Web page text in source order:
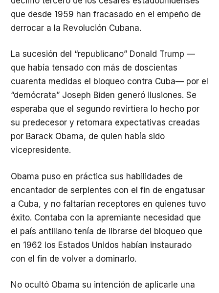
que desde 1959 han fracasado en el empeño de
derrocar a la Revolución Cubana.
La sucesión del “republicano” Donald Trump —
que había tensado con más de doscientas
cuarenta medidas el bloqueo contra Cuba— por el
“demócrata” Joseph Biden generó ilusiones. Se
esperaba que el segundo revirtiera lo hecho por
su predecesor y retomara expectativas creadas
por Barack Obama, de quien había sido
vicepresidente.
Obama puso en práctica sus habilidades de
encantador de serpientes con el fin de engatusar
a Cuba, y no faltarían receptores en quienes tuvo
éxito. Contaba con la apremiante necesidad que
el país antillano tenía de librarse del bloqueo que
en 1962 los Estados Unidos habían instaurado
con el fin de volver a dominarlo.
No ocultó Obama su intención de aplicarle una